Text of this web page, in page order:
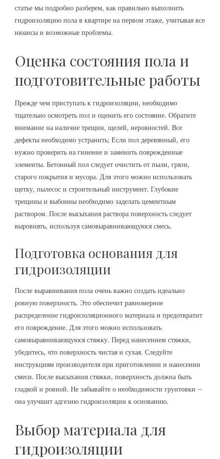
статье мы подробно разберем, как правильно выполнить
гидроизоляцию пола в квартире на первом этаже, учитывая все
нюансы и возможные проблемы.
Оценка состояния пола и
подготовительные работы
Прежде чем приступать к гидроизоляции, необходимо
тщательно осмотреть пол и оценить его состояние. Обратите
внимание на наличие трещин, щелей, неровностей. Все
дефекты необходимо устранить; Если пол деревянный, его
нужно проверить на гниение и заменить поврежденные
элементы. Бетонный пол следует очистить от пыли, грязи,
старого покрытия и мусора. Для этого можно использовать
щетку, пылесос и строительный инструмент. Глубокие
трещины и выбоины необходимо заделать цементным
раствором. После высыхания раствора поверхность следует
выровнять, используя самовыравнивающуюся смесь.
Подготовка основания для
гидроизоляции
После выравнивания пола очень важно создать идеально
ровную поверхность. Это обеспечит равномерное
распределение гидроизоляционного материала и предотвратит
его повреждение. Для этого можно использовать
самовыравнивающуюся стяжку. Перед нанесением стяжки,
убедитесь, что поверхность чистая и сухая. Следуйте
инструкциям производителя при приготовлении и нанесении
смеси. После высыхания стяжки, поверхность должна быть
гладкой и ровной. Не забывайте о необходимости грунтовки –
она улучшит адгезию гидроизоляции к основанию.
Выбор материала для
гидроизоляции